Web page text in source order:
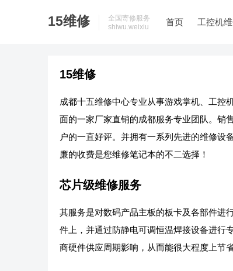
15维修
全国寄修服务
shiwu.weixiu
首页 工控机
15维修
成都十五维修中心专业从事游戏掌机、工控
面的一家厂家直销的成都服务专业团队。销
户的一直好评。并拥有一系列先进的维修设
廉的收费是您维修笔记本的不二选择！
芯片级维修服务
其服务是对数码产品主板的板卡及各部件进
件上，并通过防静电可调恒温焊接设备进行
商硬件供应周期影响，从而能很大程度上节